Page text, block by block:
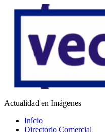
Saltar
Vecino Virtual
Actualidad en Imágenes
Início
Directorio Comercial